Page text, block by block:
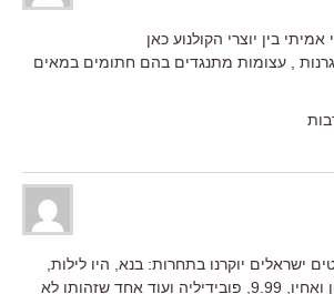
אמיתי בין יוצרי הקולנוע כאן
גרנות , עצומות מתנגדים בהם חתומים במאים
חיפה – 7 סרטים ישראלים יוקרנו בתחרות: בנא, היו לילות,
חמש שעות מפריז, ציון ואחיו, 9.99, פובידיליה ועוד אחד שזהותו לא